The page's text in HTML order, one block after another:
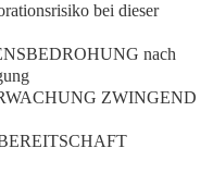
bei dieser
nach
ZWINGEND